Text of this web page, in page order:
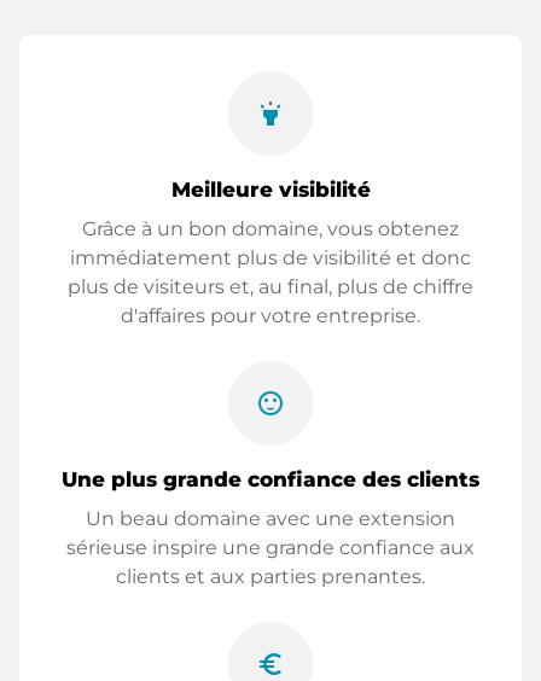
highlight
Meilleure visibilité
Grâce à un bon domaine, vous obtenez
immédiatement plus de visibilité et donc
plus de visiteurs et, au final, plus de chiffre
d'affaires pour votre entreprise.
sentiment_satisfied
Une plus grande confiance des clients
Un beau domaine avec une extension
sérieuse inspire une grande confiance aux
clients et aux parties prenantes.
euro_symbol